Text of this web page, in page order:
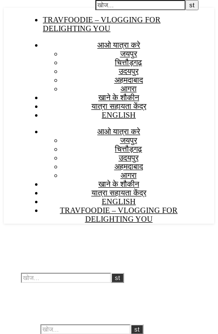
TRAVFOODIE – VLOGGING FOR
DELIGHTING YOU
आओ यात्रा करे
जयपुर
चित्तौड़गढ़
उदयपुर
अहमदाबाद
आगरा
खाने के शौकीन
यात्रा सहायता केंद्र
ENGLISH
आओ यात्रा करे
जयपुर
चित्तौड़गढ़
उदयपुर
अहमदाबाद
आगरा
खाने के शौकीन
यात्रा सहायता केंद्र
ENGLISH
TRAVFOODIE – VLOGGING FOR
DELIGHTING YOU